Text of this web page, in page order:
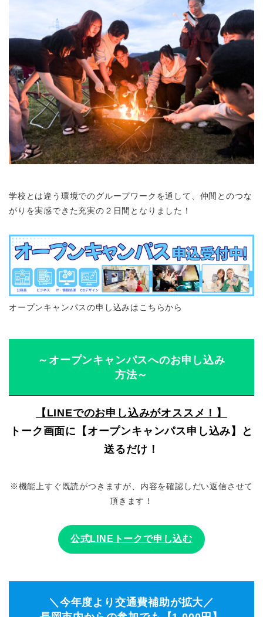
学校とは違う環境でのグループワークを通して、仲間とのつな
がりを実感できた充実の２日間となりました！
オープンキャンパスの申し込みはこちらから
～オープンキャンパスへのお申し込み
方法～
【LINEでのお申し込みがオススメ！】
トーク画面に【オープンキャンパス申し込み】と
送るだけ！
※機能上すぐ既読がつきますが、内容を確認しだい返信させて
頂きます！
公式LINEトークで申し込む
＼今年度より交通費補助が拡大／